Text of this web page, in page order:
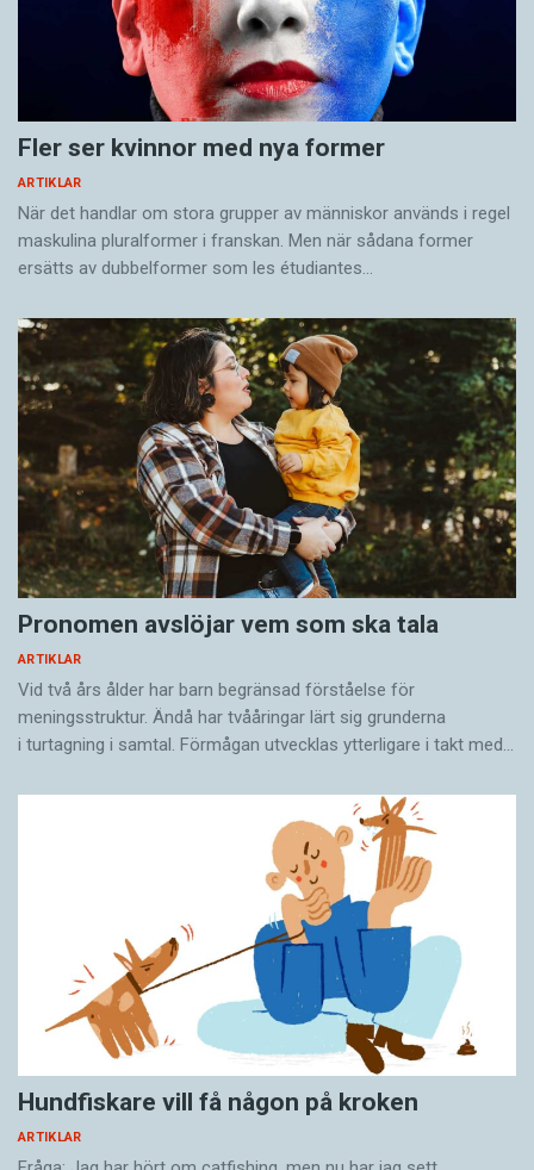
Fler ser kvinnor med nya former
ARTIKLAR
När det handlar om stora grupper av människor används i regel
maskulina pluralformer i franskan. Men när sådana ­former
ersätts av dubbel­former som les étudiantes…
Pronomen avslöjar vem som ska tala
ARTIKLAR
Vid två års ålder har barn begränsad förståelse för
meningsstruktur. Ändå har tvååringar lärt sig grunderna
i turtagning i samtal. Förmågan utvecklas ytterligare i takt med…
Hundfiskare vill få någon på kroken
ARTIKLAR